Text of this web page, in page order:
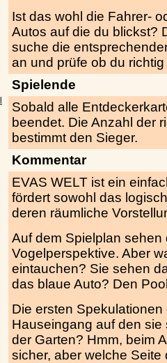
Ist das wohl die Fahrer-
Autos auf die du blickst?
suche die
an und prüfe ob du richtig
Spielende
Sobald alle
beendet. Die Anzahl der
bestimmt den Sieger.
Kommentar
EVAS WELT ist ein
fördert sowohl das
deren räumliche
Auf dem Spielplan
Vogelperspektive. Aber
eintauchen? Sie sehen
das blaue Auto? Den
Die ersten
Hauseingang auf den
der Garten? Hmm, beim
sicher, aber welche